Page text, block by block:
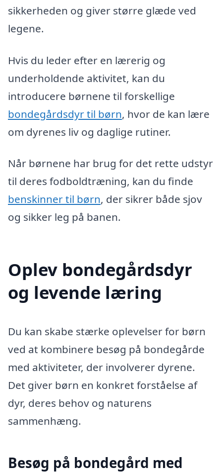
sikkerheden og giver større glæde ved
legene.
Hvis du leder efter en lærerig og
underholdende aktivitet, kan du
introducere børnene til forskellige
bondegårdsdyr til børn, hvor de kan lære
om dyrenes liv og daglige rutiner.
Når børnene har brug for det rette udstyr
til deres fodboldtræning, kan du finde
benskinner til børn, der sikrer både sjov
og sikker leg på banen.
Oplev bondegårdsdyr
og levende læring
Du kan skabe stærke oplevelser for børn
ved at kombinere besøg på bondegårde
med aktiviteter, der involverer dyrene.
Det giver børn en konkret forståelse af
dyr, deres behov og naturens
sammenhæng.
Besøg på bondegård med